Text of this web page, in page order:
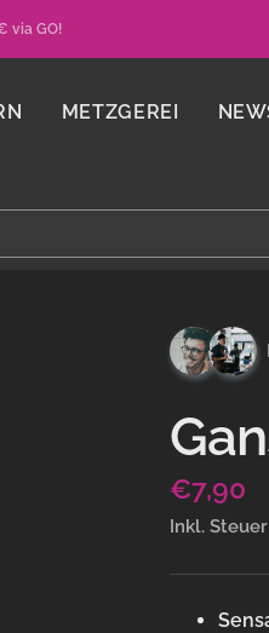
via GO!
METZGEREI
€7,90
Inkl.